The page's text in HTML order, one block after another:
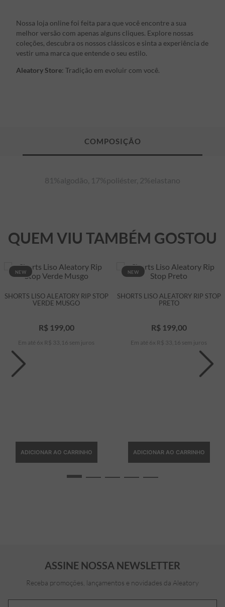
Nossa loja online foi feita para que você encontre a sua
melhor versão com apenas alguns cliques. Explore nossas
coleções, descubra os nossos clássicos e sinta a experiência de
vestir uma marca que entende o seu estilo.
Aleatory Store: Tradição em evoluir com você.
81%algodão, 17%poliéster, 2%elastano
QUEM VIU TAMBÉM GOSTOU
NEW
SHORTS LISO ALEATORY RIP STOP
VERDE MUSGO
R$ 199,00
Em até 6 x R$ 33 16 sem juros
ADICIONAR AO CARRINHO
NEW
SHORTS LISO ALEATORY RIP STOP
PRETO
R$ 199,00
Em até 6 x R$ 33 16 sem juros
ADICIONAR AO CARRINHO
ASSINE NOSSA NEWSLETTER
Receba promoções, lançamentos e novidades da Aleatory